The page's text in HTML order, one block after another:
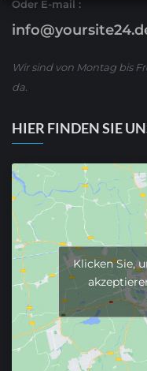
Oder E-mail :
Wir sind von Montag bis
da.
HIER FINDEN SIE
Klicken Sie,